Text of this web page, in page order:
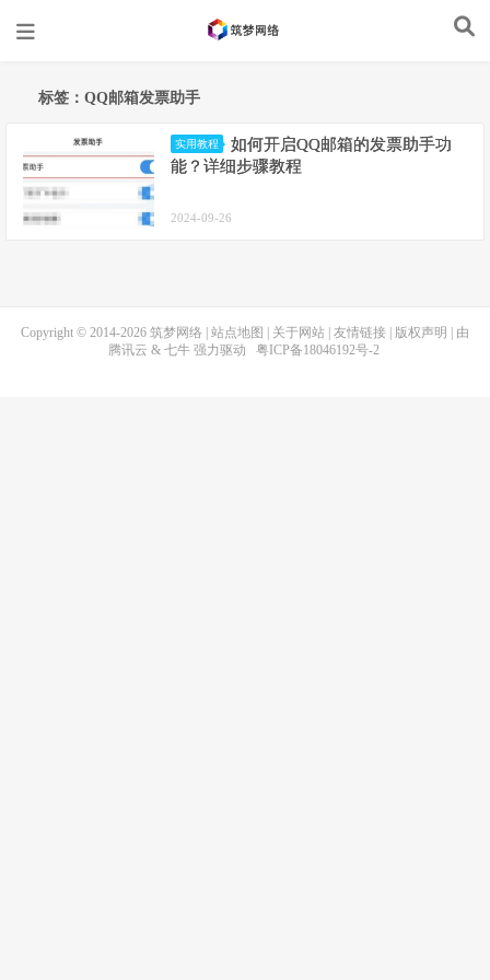
标签：QQ邮箱发票助手
实用教程
如何开启QQ邮箱的发票助手功
能？详细步骤教程
2024-09-26
Copyright © 2014-2026 筑梦网络 站点地图 关于网站 友情链接 版权声明
| 由
腾讯云 & 七牛强力驱动 粤ICP备18046192号-2